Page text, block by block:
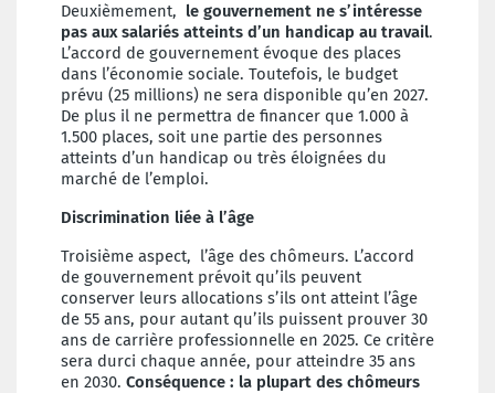
Deuxièmement, le gouvernement ne s’intéresse
pas aux salariés atteints d’un handicap au travail.
L’accord de gouvernement évoque des places
dans l’économie sociale. Toutefois, le budget
prévu (25 millions) ne sera disponible qu’en 2027.
De plus il ne permettra de financer que 1.000 à
1.500 places, soit une partie des personnes
atteints d’un handicap ou très éloignées du
marché de l’emploi.
Discrimination liée à l’âge
Troisième aspect, l’âge des chômeurs. L’accord
de gouvernement prévoit qu’ils peuvent
conserver leurs allocations s’ils ont atteint l’âge
de 55 ans, pour autant qu’ils puissent prouver 30
ans de carrière professionnelle en 2025. Ce critère
sera durci chaque année, pour atteindre 35 ans
en 2030. Conséquence : la plupart des chômeurs